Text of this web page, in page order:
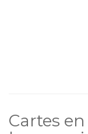
Cartes